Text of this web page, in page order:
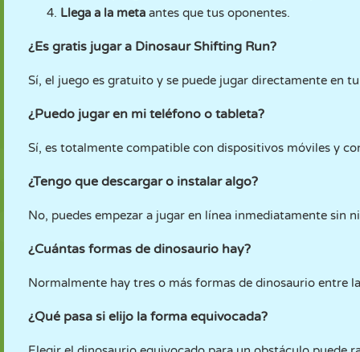
Llega a la meta antes que tus oponentes.
¿Es gratis jugar a Dinosaur Shifting Run?
Sí, el juego es gratuito y se puede jugar directamente en
¿Puedo jugar en mi teléfono o tableta?
Sí, es totalmente compatible con dispositivos móviles y
¿Tengo que descargar o instalar algo?
No, puedes empezar a jugar en línea inmediatamente sin
¿Cuántas formas de dinosaurio hay?
Normalmente hay tres o más formas de dinosaurio entre
¿Qué pasa si elijo la forma equivocada?